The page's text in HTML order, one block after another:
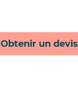
Obtenir un devis